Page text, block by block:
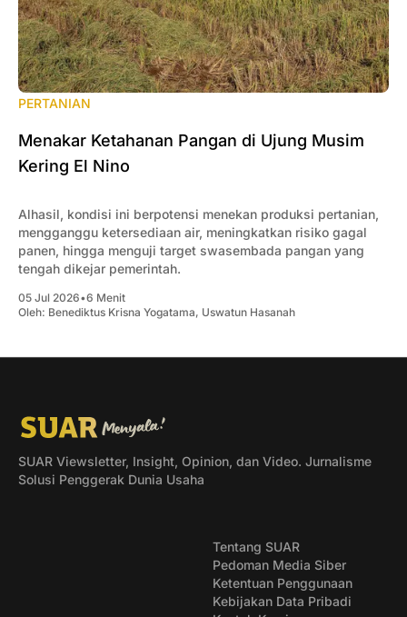
PERTANIAN
Menakar Ketahanan Pangan di Ujung Musim
Kering El Nino
Alhasil, kondisi ini berpotensi menekan produksi pertanian,
mengganggu ketersediaan air, meningkatkan risiko gagal
panen, hingga menguji target swasembada pangan yang
tengah dikejar pemerintah.
05 Jul 2026•6 Menit
Oleh: Benediktus Krisna Yogatama, Uswatun Hasanah
SUAR Viewsletter, Insight, Opinion, dan Video. Jurnalisme
Solusi Penggerak Dunia Usaha
Tentang SUAR
Pedoman Media Siber
Ketentuan Penggunaan
Kebijakan Data Pribadi